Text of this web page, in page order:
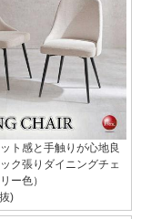
ト感と手触りが心地良
ク張りダイニングチェ
ー色）
)